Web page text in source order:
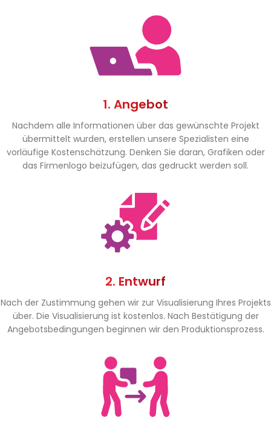
1. Angebot
Nachdem alle Informationen über das gewünschte Projekt
übermittelt wurden, erstellen unsere Spezialisten eine
vorläufige Kostenschätzung. Denken Sie daran, Grafiken oder
das Firmenlogo beizufügen, das gedruckt werden soll.
2. Entwurf
Nach der Zustimmung gehen wir zur Visualisierung Ihres Projekts
über. Die Visualisierung ist kostenlos. Nach Bestätigung der
Angebotsbedingungen beginnen wir den Produktionsprozess.